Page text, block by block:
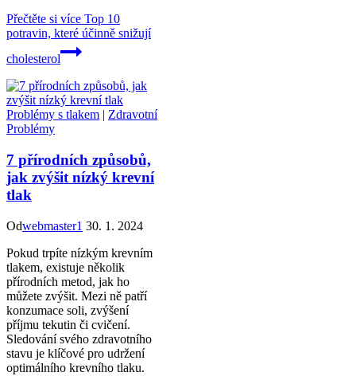
Přečtěte si více Top 10
potravin, které účinně snižují
cholesterol
Problémy s tlakem | Zdravotní
Problémy
7 přírodních způsobů,
jak zvýšit nízký krevní
tlak
Odwebmaster1 30. 1. 2024
Pokud trpíte nízkým krevním
tlakem, existuje několik
přírodních metod, jak ho
můžete zvýšit. Mezi ně patří
konzumace soli, zvýšení
příjmu tekutin či cvičení.
Sledování svého zdravotního
stavu je klíčové pro udržení
optimálního krevního tlaku.